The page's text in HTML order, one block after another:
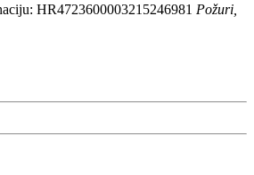
HR4723600003215246981 Požuri,